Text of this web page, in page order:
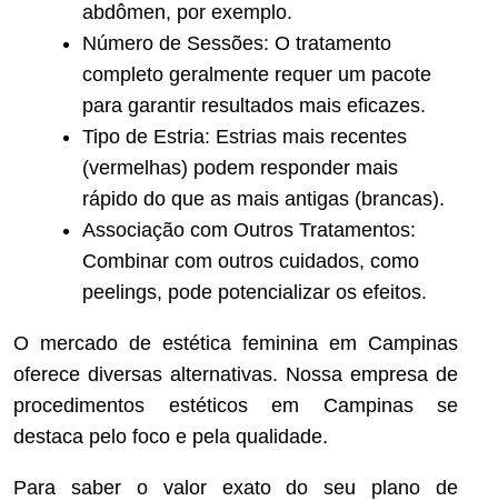
abdômen, por exemplo.
Número de Sessões: O tratamento
completo geralmente requer um pacote
para garantir resultados mais eficazes.
Tipo de Estria: Estrias mais recentes
(vermelhas) podem responder mais
rápido do que as mais antigas (brancas).
Associação com Outros Tratamentos:
Combinar com outros cuidados, como
peelings, pode potencializar os efeitos.
O mercado de estética feminina em Campinas
oferece diversas alternativas. Nossa empresa de
procedimentos estéticos em Campinas se
destaca pelo foco e pela qualidade.
Para saber o valor exato do seu plano de